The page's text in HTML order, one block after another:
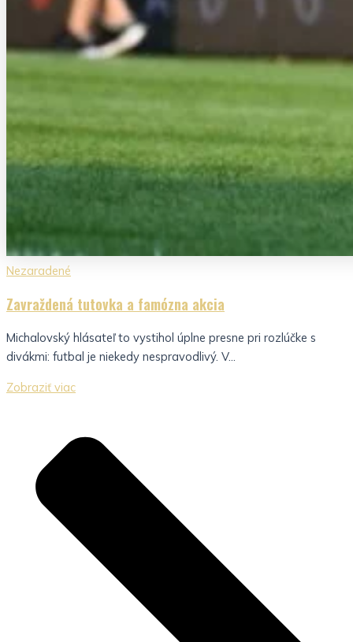
Nezaradené
Zavraždená tutovka a famózna akcia
Michalovský hlásateľ to vystihol úplne presne pri rozlúčke s
divákmi: futbal je niekedy nespravodlivý. V...
Zobraziť viac